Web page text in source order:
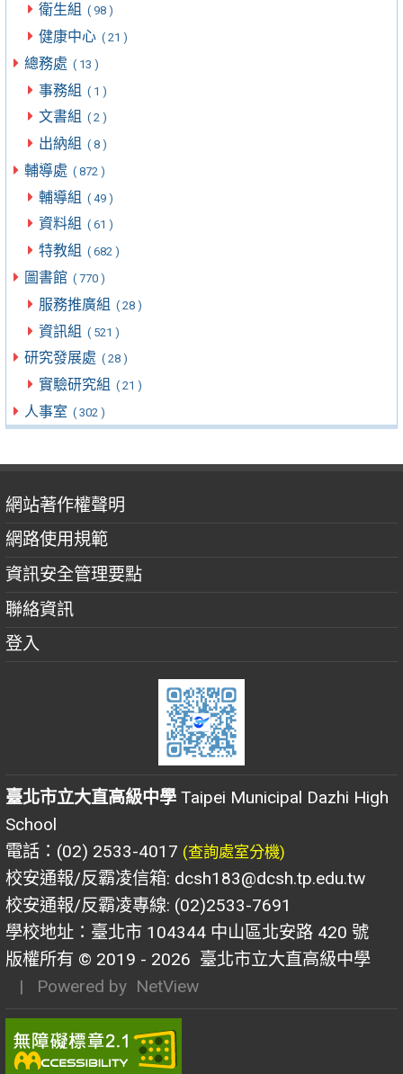
衛生組 ( 98 )
健康中心 ( 21 )
總務處 ( 13 )
事務組 ( 1 )
文書組 ( 2 )
出納組 ( 8 )
輔導處 ( 872 )
輔導組 ( 49 )
資料組 ( 61 )
特教組 ( 682 )
圖書館 ( 770 )
服務推廣組 ( 28 )
資訊組 ( 521 )
研究發展處 ( 28 )
實驗研究組 ( 21 )
人事室 ( 302 )
網站著作權聲明
網路使用規範
資訊安全管理要點
聯絡資訊
登入
臺北市立大直高級中學 Taipei Municipal Dazhi High
School
電話：(02) 2533-4017 (查詢處室分機)
校安通報/反霸凌信箱: dcsh183@dcsh.tp.edu.tw
校安通報/反霸凌專線: (02)2533-7691
學校地址：臺北市 104344 中山區北安路 420 號
版權所有 © 2019 - 2026 臺北市立大直高級中學
| Powered by NetView